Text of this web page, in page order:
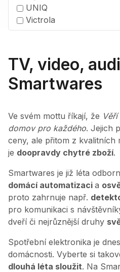
UNIQ
Victrola
TV, video,
Smartwares
Ve svém mottu říkají, že
domov pro každého. Jejich
ceny, ale přitom z kvalitních
je doopravdy chytré zboží.
Smartwares je již léta
domácí automatizaci a
proto zahrnuje např.
pro komunikaci s
dveří či nejrůznější druhy
Spotřební elektronika je
domácnosti. Vyberte si
dlouhá léta sloužit. Na